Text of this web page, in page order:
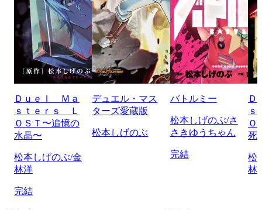
Ｄｕｅｌ Ｍａ
ｓｔｅｒｓ Ｌ
ＯＳＴ〜追憶の
水晶〜
松本しげのぶ/金
林洋
完結
デュエル・マス
ターズ愛蔵版
松本しげのぶ
バトルミー
松本しげのぶ/さ
さきゆうちゃん
完結
Ｄ
Ｏ
死
松
林